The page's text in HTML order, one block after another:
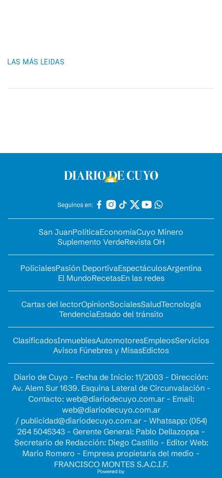
LAS MÁS LEIDAS
Seguinos en:
San JuanPolíticaEconomíaCuyo Minero
Suplemento VerdeRevista OH
PolicialesPasión DeportivaEspectáculosArgentina
El MundoRecetasEn las redes
Cartas del lectorOpinionSocialesSaludTecnología
TendenciaEstado del tránsito
ClasificadosInmueblesAutomotoresEmpleosServicios
Avisos Fúnebres y MisasEdictos
Diario de Cuyo - Fecha de Inicio: 11/2003 - Dirección:
Av. Alem Sur 1639. Esquina Lateral de Circunvalación -
Contacto: web@diariodecuyo.com.ar- Email:
web@diariodecuyo.com.ar
/ publicidad@diariodecuyo.com.ar- Whatsapp: (054)
264 5045343 - Gerente General: Pablo Dellazoppa -
Secretario de Redacción: Diego Castillo - Editor Web:
Mario Romero - Empresa propietaria del medio -
FRANCISCO MONTES S.A.C.I.F.